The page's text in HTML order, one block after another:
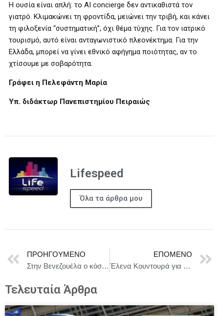
Η ουσία είναι απλή: το AI concierge δεν αντικαθιστά τον
γιατρό. Κλιμακώνει τη φροντίδα, μειώνει την τριβή, και κάνει
τη φιλοξενία “συστηματική”, όχι θέμα τύχης. Για τον ιατρικό
τουρισμό, αυτό είναι ανταγωνιστικό πλεονέκτημα. Για την
Ελλάδα, μπορεί να γίνει εθνικό αφήγημα ποιότητας, αν το
χτίσουμε με σοβαρότητα.
Γράφει η Πελεφάντη Μαρία
Υπ. διδάκτωρ Πανεπιστημίου Πειραιώς
Lifespeed
Όλα τα άρθρα μου
ΠΡΟΗΓΟΎΜΕΝΟ
Στην Βενεζουέλα ο κόσμος αλλάζει για πάντα
ΕΠΌΜΕΝΟ
Έλενα Κουντουρά για το μπλακάουτ στο FIR Αθηνών: “Έχω παρέμβει τρεις φορές στην Κομισιόν για να συμμορφωθεί η Ελλάδα με την ευρωπαϊκή νομοθεσία”
Τελευταία Άρθρα